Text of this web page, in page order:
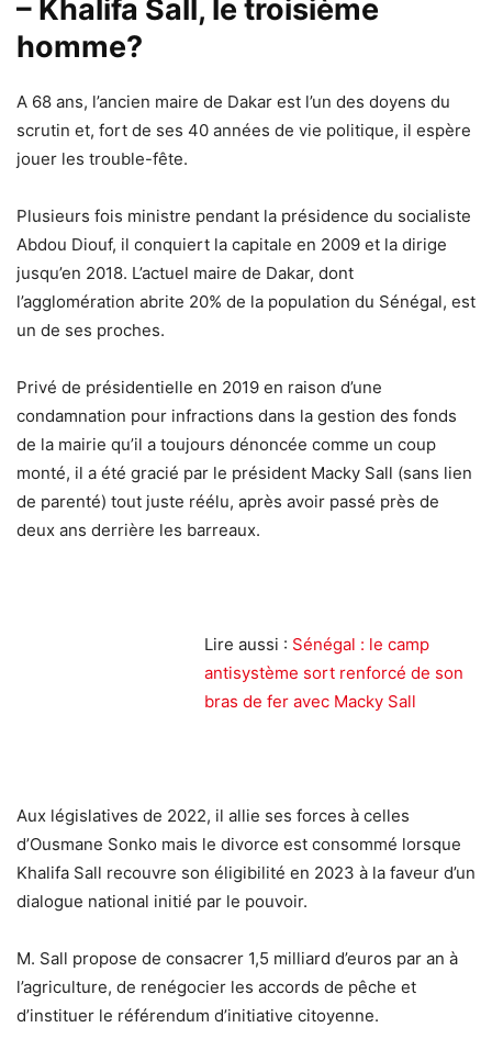
– Khalifa Sall, le troisième
homme?
A 68 ans, l’ancien maire de Dakar est l’un des doyens du
scrutin et, fort de ses 40 années de vie politique, il espère
jouer les trouble-fête.
Plusieurs fois ministre pendant la présidence du socialiste
Abdou Diouf, il conquiert la capitale en 2009 et la dirige
jusqu’en 2018. L’actuel maire de Dakar, dont
l’agglomération abrite 20% de la population du Sénégal, est
un de ses proches.
Privé de présidentielle en 2019 en raison d’une
condamnation pour infractions dans la gestion des fonds
de la mairie qu’il a toujours dénoncée comme un coup
monté, il a été gracié par le président Macky Sall (sans lien
de parenté) tout juste réélu, après avoir passé près de
deux ans derrière les barreaux.
Lire aussi : Sénégal : le camp
antisystème sort renforcé de son
bras de fer avec Macky Sall
Aux législatives de 2022, il allie ses forces à celles
d’Ousmane Sonko mais le divorce est consommé lorsque
Khalifa Sall recouvre son éligibilité en 2023 à la faveur d’un
dialogue national initié par le pouvoir.
M. Sall propose de consacrer 1,5 milliard d’euros par an à
l’agriculture, de renégocier les accords de pêche et
d’instituer le référendum d’initiative citoyenne.